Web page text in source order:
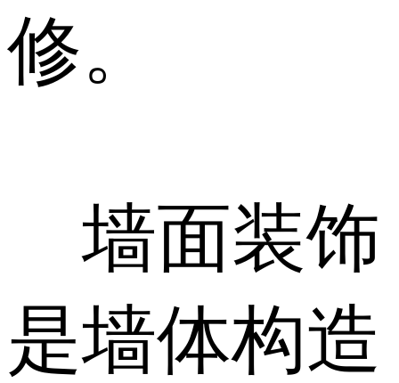
修。
墙面装饰
是墙体构造